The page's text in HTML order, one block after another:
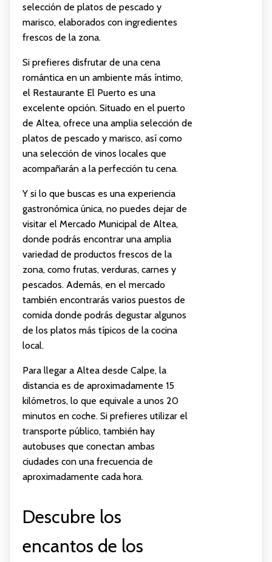
selección de platos de pescado y
marisco, elaborados con ingredientes
frescos de la zona.
Si prefieres disfrutar de una cena
romántica en un ambiente más íntimo,
el Restaurante El Puerto es una
excelente opción. Situado en el puerto
de Altea, ofrece una amplia selección de
platos de pescado y marisco, así como
una selección de vinos locales que
acompañarán a la perfección tu cena.
Y si lo que buscas es una experiencia
gastronómica única, no puedes dejar de
visitar el Mercado Municipal de Altea,
donde podrás encontrar una amplia
variedad de productos frescos de la
zona, como frutas, verduras, carnes y
pescados. Además, en el mercado
también encontrarás varios puestos de
comida donde podrás degustar algunos
de los platos más típicos de la cocina
local.
Para llegar a Altea desde Calpe, la
distancia es de aproximadamente 15
kilómetros, lo que equivale a unos 20
minutos en coche. Si prefieres utilizar el
transporte público, también hay
autobuses que conectan ambas
ciudades con una frecuencia de
aproximadamente cada hora.
Descubre los
encantos de los